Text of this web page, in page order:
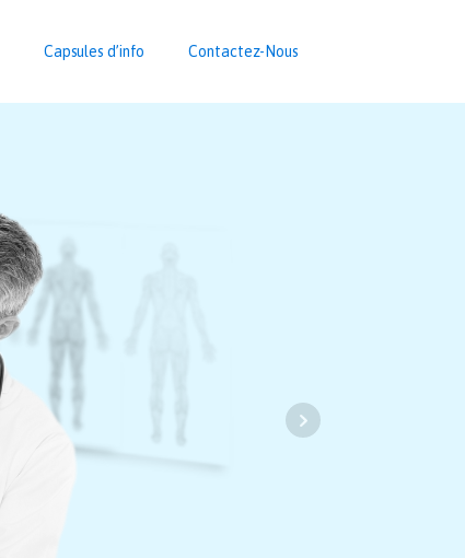
Capsules d’info Contactez-Nous
Prenez rendez-vous
dès maintenant !